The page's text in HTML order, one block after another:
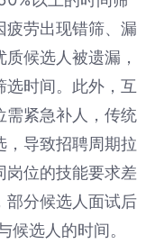
疲劳出现错筛、漏
候选人被遗漏，
选时间。此外，互
需紧急补人，传统
，导致招聘周期拉
岗位的技能要求差
部分候选人面试后
候选人的时间。